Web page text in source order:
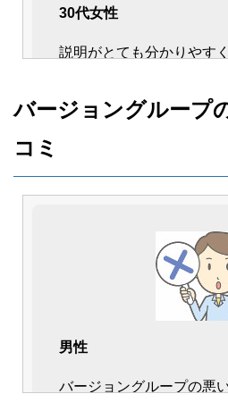
30代女性
説明がとても分かりやす
実績豊富なのが対応から
足出来る取引が出来て良
40代男性
バージョングループ
コミ
男性
バージョングループの悪